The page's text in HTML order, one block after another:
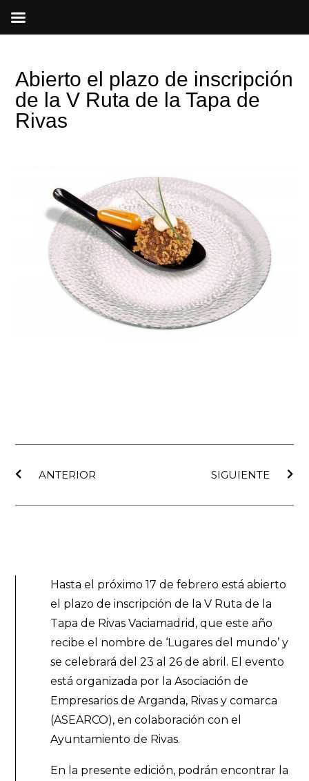
Abierto el plazo de inscripción
de la V Ruta de la Tapa de
Rivas
ANTERIOR
SIGUIENTE
Hasta el próximo 17 de febrero está abierto
el plazo de inscripción de la V Ruta de la
Tapa de Rivas Vaciamadrid, que este año
recibe el nombre de ‘Lugares del mundo’ y
se celebrará del 23 al 26 de abril. El evento
está organizada por la Asociación de
Empresarios de Arganda, Rivas y comarca
(ASEARCO), en colaboración con el
Ayuntamiento de Rivas.
En la presente edición, podrán encontrar la